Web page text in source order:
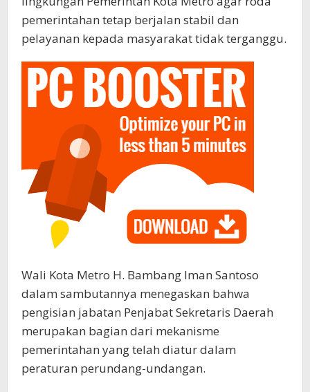
pemerintahan tetap berjalan stabil dan
pelayanan kepada masyarakat tidak terganggu.
Wali Kota Metro H. Bambang Iman Santoso
dalam sambutannya menegaskan bahwa
pengisian jabatan Penjabat Sekretaris Daerah
merupakan bagian dari mekanisme
pemerintahan yang telah diatur dalam
peraturan perundang-undangan.